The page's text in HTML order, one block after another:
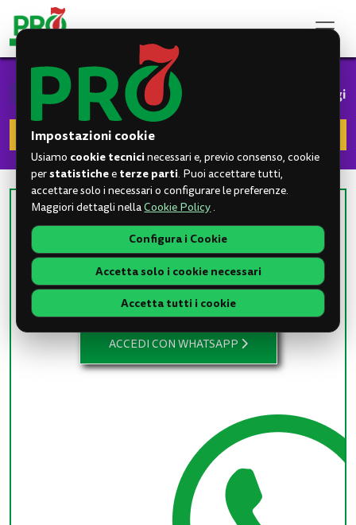
Impostazioni cookie
Usiamo cookie tecnici necessari e, previo consenso, cookie
perstatistichee terze parti. Puoi accettare tutti,
accettare solo i necessari o configurare le preferenze.
Maggiori dettagli nellaCookie Policy.
Configura i Cookie
Accetta solo i cookie necessari
Accetta tutti i cookie
Scopri il PROgramma PROdigi
Scopri come funziona PROdigi
Accedi a PROdigi
CLICCA QUI
ED ACCEDI VELOCEMENTE
TRAMITE WHATSAPP
ACCEDI CON WHATSAPP